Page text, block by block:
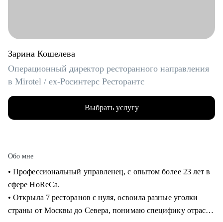
Зарина Кошелева
Операционный директор ресторанного направления
в Mirotel / ex-Росинтерс Ресторантс
Выбрать услугу
Обо мне
• Профессиональный управленец, с опытом более 23 лет в
сфере HoReCa.
• Открыла 7 ресторанов с нуля, освоила разные уголки
страны от Москвы до Севера, понимаю специфику отрасли